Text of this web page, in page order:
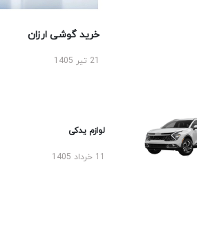
خرید گوشی ارزان
لوازم یدکی